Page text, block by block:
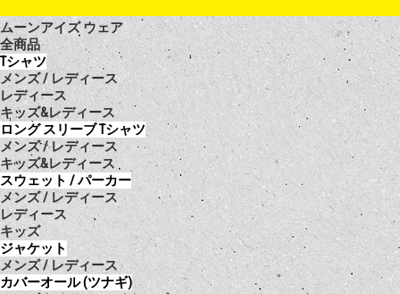
ムーンアイズ ウェア
全商品
Tシャツ
メンズ / レディース
レディース
キッズ&レディース
ロング スリーブ Tシャツ
メンズ / レディース
キッズ&レディース
スウェット / パーカー
メンズ / レディース
レディース
キッズ
ジャケット
メンズ / レディース
カバーオール (ツナギ)